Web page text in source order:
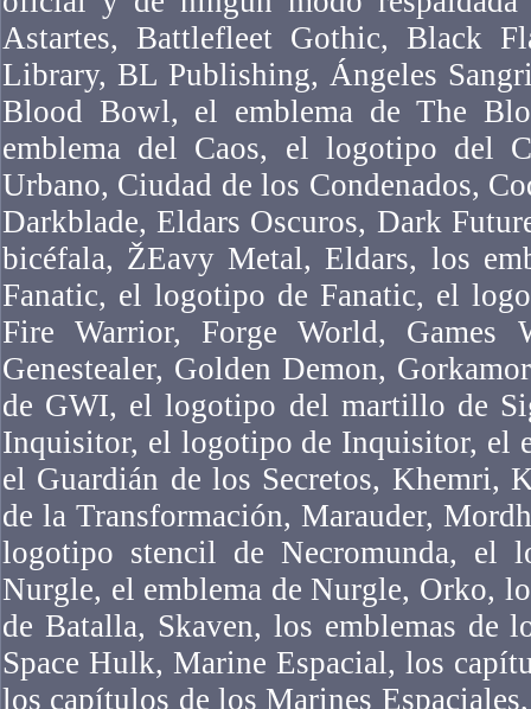
Astartes, Battlefleet Gothic, Black
Library, BL Publishing, Ángeles
Blood Bowl, el emblema de The
emblema del Caos, el logotipo del
Urbano, Ciudad de los Condenados,
Darkblade, Eldars Oscuros, Dark
bicéfala, ŽEavy Metal, Eldars, los
Fanatic, el logotipo de Fanatic, el
Fire Warrior, Forge World, Games
Genestealer, Golden Demon,
de GWI, el logotipo del martillo de
Inquisitor, el logotipo de Inquisitor, el
el Guardián de los Secretos, Khemri,
de la Transformación, Marauder,
logotipo stencil de Necromunda, el
Nurgle, el emblema de Nurgle, Orko,
de Batalla, Skaven, los emblemas de
Space Hulk, Marine Espacial, los
los capítulos de los Marines